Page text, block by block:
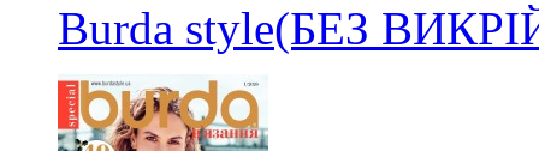
Burda style(БЕЗ